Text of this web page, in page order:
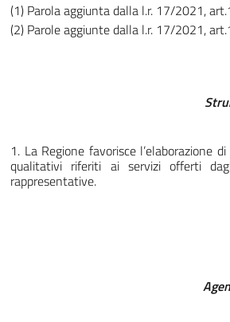
(1) Parola aggiunta dalla l.r. 17/2021,
(2) Parole aggiunte dalla l.r. 17/2021,
1. La Regione favorisce l’elaborazione
qualitativi riferiti ai servizi offerti
rappresentative.